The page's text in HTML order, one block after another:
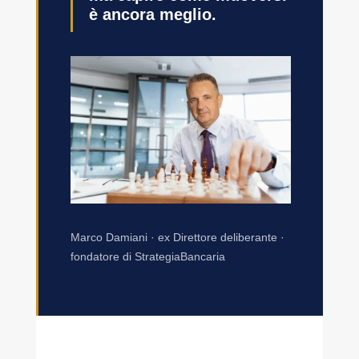
è ancora meglio.
Marco Damiani · ex Direttore deliberante ·
fondatore di StrategiaBancaria